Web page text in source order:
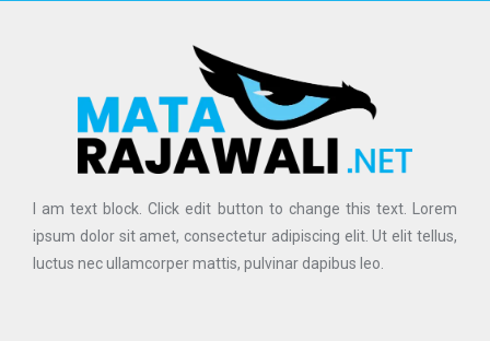
I am text block. Click edit button to change this text. Lorem
ipsum dolor sit amet, consectetur adipiscing elit. Ut elit tellus,
luctus nec ullamcorper mattis, pulvinar dapibus leo.